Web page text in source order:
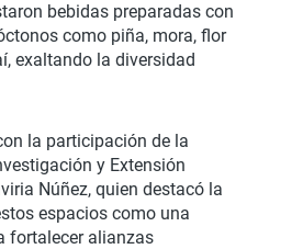
bebidas preparadas con
como piña, mora, flor
exaltando la diversidad
la participación de la
y Extensión
Núñez, quien destacó la
espacios como una
fortalecer alianzas